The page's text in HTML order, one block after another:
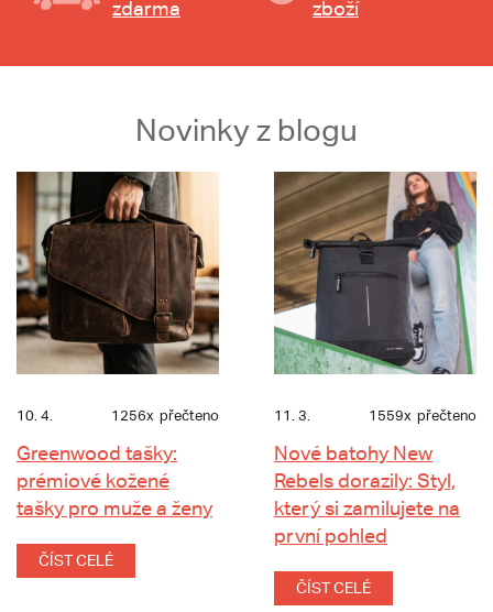
zdarma zboží
Novinky z blogu
10. 4. 1256x přečteno
Greenwood tašky:
prémiové kožené
tašky pro muže a ženy
ČÍST CELÉ
11. 3. 1559x přečteno
Nové batohy New
Rebels dorazily: Styl,
který si zamilujete na
první pohled
ČÍST CELÉ